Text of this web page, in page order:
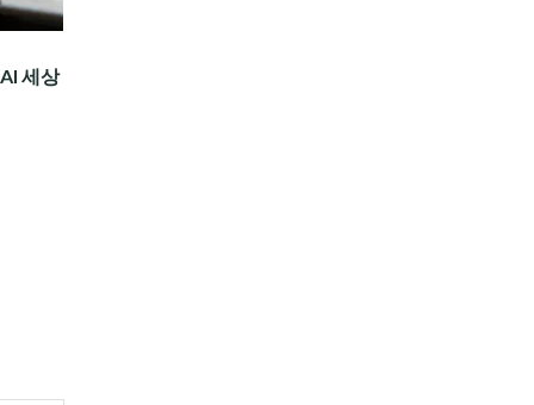
세상